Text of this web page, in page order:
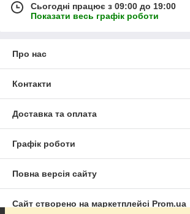
Сьогодні працює з 09:00 до 19:00
Показати весь графік роботи
Про нас
Контакти
Доставка та оплата
Графік роботи
Повна версія сайту
Сайт створено на маркетплейсі Prom.ua